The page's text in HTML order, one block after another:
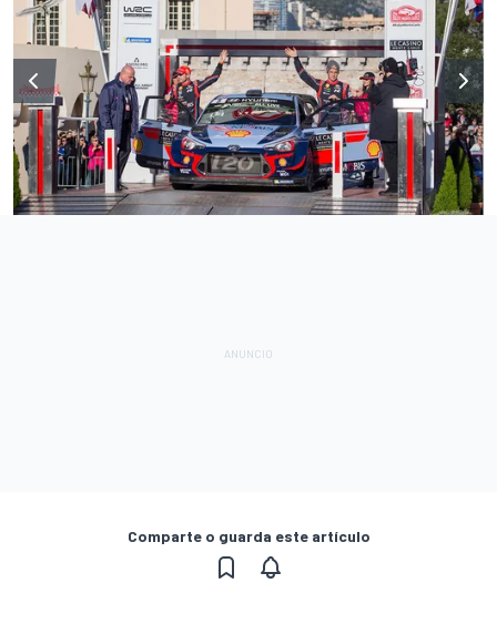
Comparte o guarda este artículo